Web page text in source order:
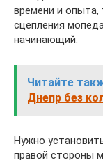
времени и опыта,
сцепления
начинающий.
Читайте
Днепр без
Нужно
правой стороны